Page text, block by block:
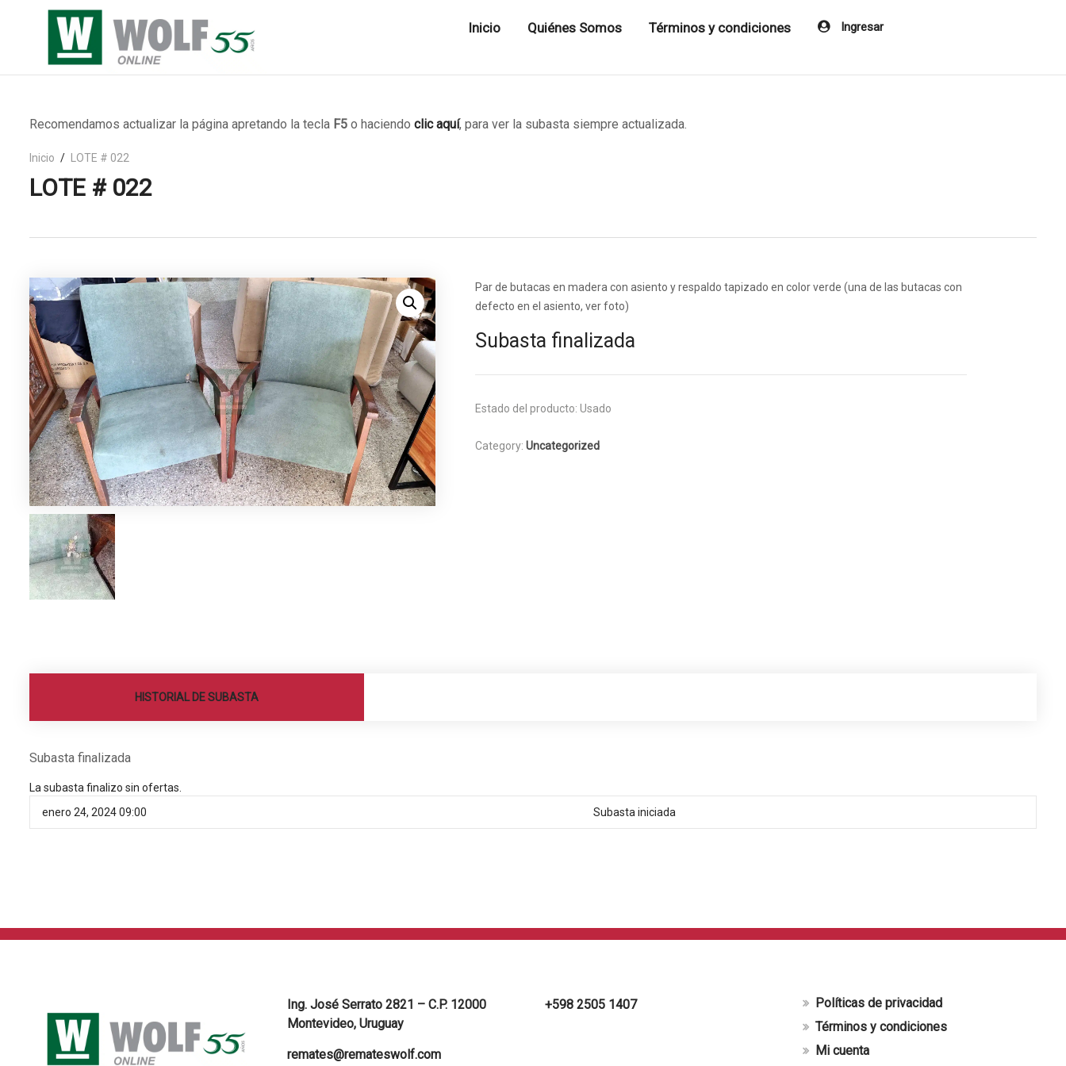
Inicio Quiénes Somos Términos y condiciones Ingresar
Recomendamos actualizar la página apretando la tecla F5 o haciendo clic aquí, para ver la subasta siempre actualizada.
Inicio LOTE # 022
LOTE # 022
Par de butacas en madera con asiento y respaldo tapizado en color verde (una de las butacas con
defecto en el asiento, ver foto)
Subasta finalizada
Estado del producto: Usado
Category: Uncategorized
HISTORIAL DE SUBASTA
Subasta finalizada
La subasta finalizo sin ofertas.
enero 24, 2024 09:00
Subasta iniciada
Ing. José Serrato 2821 – C.P. 12000
Montevideo, Uruguay
remates@remateswolf.com
+598 2505 1407
Políticas de privacidad
Términos y condiciones
Mi cuenta